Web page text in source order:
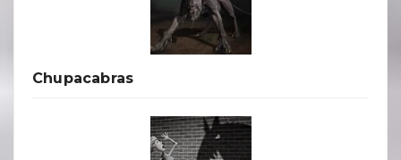
Chupacabras